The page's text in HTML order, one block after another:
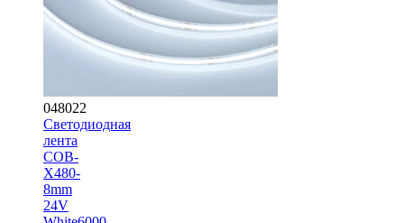
048022
Светодиодная
лента
COB-
X480-
8mm
24V